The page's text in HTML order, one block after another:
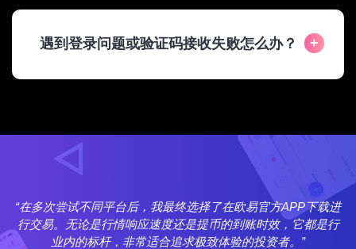
遇到登录问题或验证码接收失败怎么办？
“在多次尝试不同平台后，我最终选择了在欧易官方APP下载进
行交易。无论是行情响应速度还是提币的到账时效，它都是行
业内的标杆，非常适合追求极致体验的投资者。”